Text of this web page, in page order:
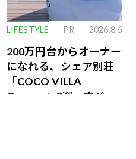
LIFESTYLE PR 2026.8.6
200万円台からオーナー
になれる、シェア別荘
「COCO VILLA
Owners」3選。すべて